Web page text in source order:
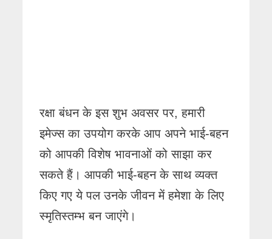
रक्षा बंधन के इस शुभ अवसर पर, हमारी
इमेज्स का उपयोग करके आप अपने भाई-बहन
को आपकी विशेष भावनाओं को साझा कर
सकते हैं। आपकी भाई-बहन के साथ व्यक्त
किए गए ये पल उनके जीवन में हमेशा के लिए
स्मृतिस्तम्भ बन जाएंगे।